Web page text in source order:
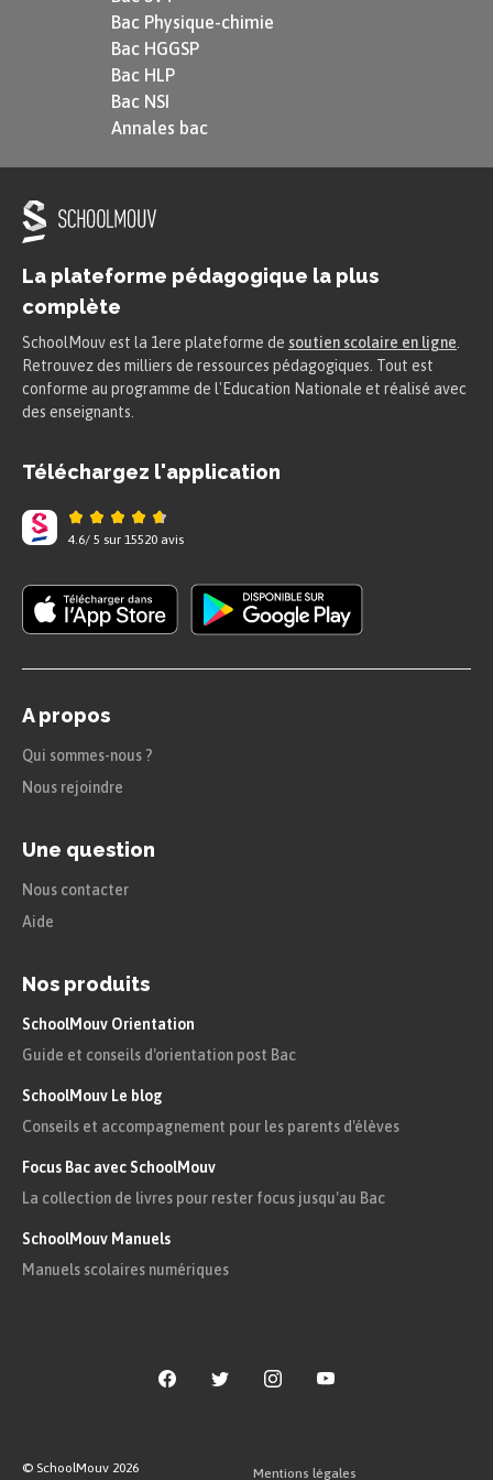
« PAULINE
Ma raison, il est vrai, dompte mes sentiments,
Mais quelque autorité que sur eux elle ait prise,
Elle n’y règne pas, elle les tyrannise. »
Acte II, scène 2
Si mourir pour son prince est un illustre sort,
mort ! »
« POLYEUCTE
Elle a trop de vertus pour n’être pas chrétienne. »
Acte IV, scène 3
Je vois, je sais, je crois, je suis désabusée. »
Bac Physique-chimie
Bac HGGSP
Bac HLP
Bac NSI
Annales bac
La plateforme pédagogique la plus
complète
SchoolMouv est la 1ere plateforme de soutien scolaire en ligne
Retrouvez des milliers de ressources pédagogiques. Tout est
conforme au programme de l'Education Nationale et réalisé avec
des enseignants.
Téléchargez l'application
4.6/ 5 sur 15520 avis
A propos
Qui sommes-nous ?
Nous rejoindre
Une question
Nous contacter
Aide
Nos produits
SchoolMouv Orientation
Guide et conseils d'orientation post Bac
SchoolMouv Le blog
Conseils et accompagnement pour les parents d'élèves
Focus Bac avec SchoolMouv
La collection de livres pour rester focus jusqu'au Bac
SchoolMouv Manuels
Manuels scolaires numériques
© SchoolMouv 2026 Mentions légales